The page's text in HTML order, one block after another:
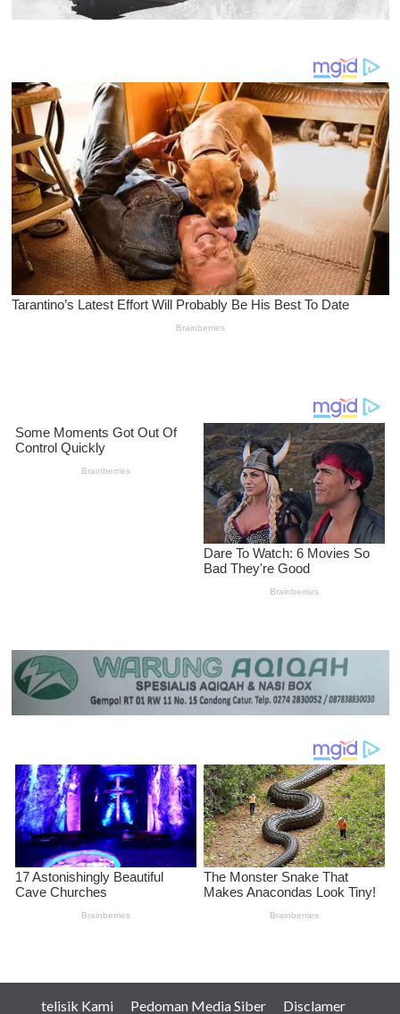
telisik Kami Pedoman Media Siber Disclamer